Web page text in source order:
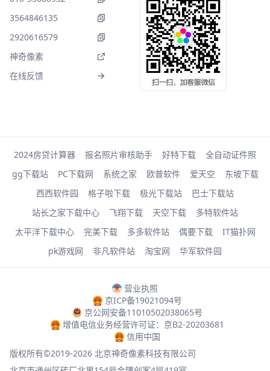
3564846135
2920616579
神奇像素
在线反馈
2024房贷计算器 报名照片审核助手 好特下载
全自动证件照
gg下载站
PC下载网 系统之家 欧普软件 爱天空
东坡下载
西西软件园
格子啦下载 极光下载站
巴士下载站
站长之家下载中心
飞翔下载 天空下载
多特软件站
太平洋下载中心
完美下载 多多软件站 偶要下载
IT猫扑网
pk游戏网
非凡软件站 淘宝网 华军软件园
营业执照
京ICP备19021094号
京公网安备11010502038065号
增值电信业务经营许可证：京B2-20203681
信用中国
版权所有©2019-2026 北京神奇像素科技有限公司